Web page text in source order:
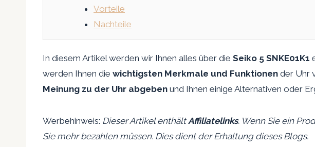
Vorteile
Nachteile
In diesem Artikel werden wir Ihnen alles über die Seiko 5 SNKE01K1
werden Ihnen die wichtigsten Merkmale und Funktionen der Uhr
Meinung zu der Uhr abgeben und Ihnen einige Alternativen oder
Werbehinweis: Dieser Artikel enthältAffiliatelinks. Wenn Sie ein
Sie mehr bezahlen müssen. Dies dient der Erhaltung dieses Blogs.